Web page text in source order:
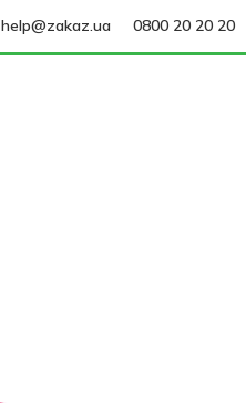
help@zakaz.ua 0800 20 20 20